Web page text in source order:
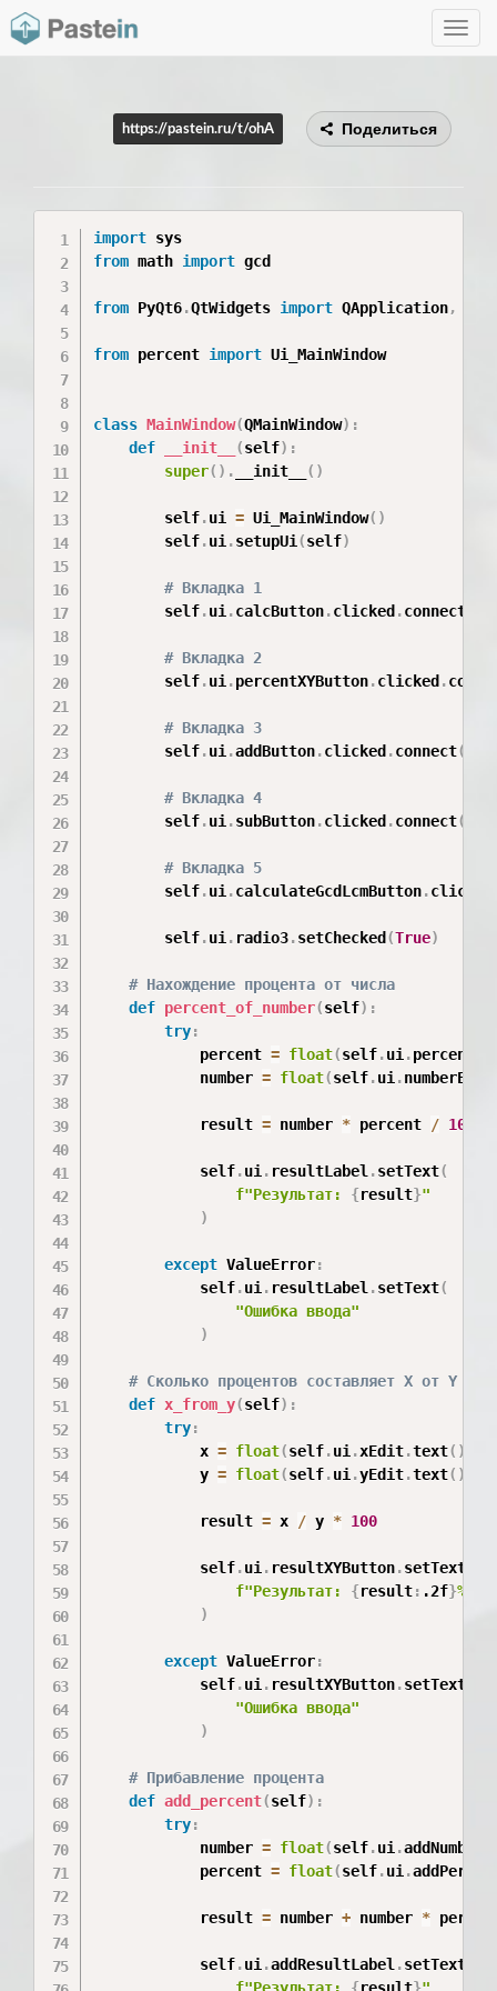
Toggle
https://pastein.ru/t/ohA Поделиться
import
from math import gcd
from PyQt6.QtWidgets import QApplication,
from percent import Ui_MainWindow
class MainWindow(QMainWindow) :
def
__init__ (self) :
super( ) . __init__ ( )
        self
.ui = Ui_MainWindow( )
        self
.ui .setupUi (self)
# Вкладка 1
        self
.ui .calcButton.clicked .connect
# Вкладка 2
        self
.ui .percentXYButton.clicked .
# Вкладка 3
        self
.ui .addButton.clicked .connect(
# Вкладка 4
        self
.ui .subButton.clicked .connect(
# Вкладка 5
        self
.ui .calculateGcdLcmButton.clicked
        self
.ui . radio3.setChecked (True)
# Нахождение процента от числа
def percent_of_number(self) :
try:
            percent
= float(self.ui .
            number
= float(self.ui .numberEdit
            result
= number * percent / 100
            self
.ui . resultLabel .setText(
f"Результат: {result}"
)
except ValueError:
            self
.ui . resultLabel .setText(
"Ошибка ввода"
)
# Сколько процентов составляет X от Y
def x_from_y(self) :
try:
            x
= float(self.ui .xEdit.text( )
            y
= float(self.ui .yEdit.text( )
            result
= x / y * 100
            self
.ui . resultXYButton.setText
f"Результат: {result: .2f}%"
)
except ValueError:
            self
.ui . resultXYButton.setText
"Ошибка ввода"
)
# Прибавление процента
def add_percent(self) :
try:
            number
= float(self.ui .
            percent
= float(self.ui .
            result
= number + number *
            self
.ui .addResultLabel .setText